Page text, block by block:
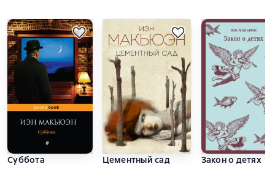
Суббота
Цементный сад
Закон о детях